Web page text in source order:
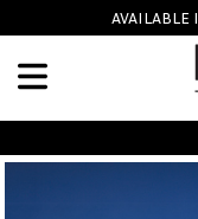
Skip to main content